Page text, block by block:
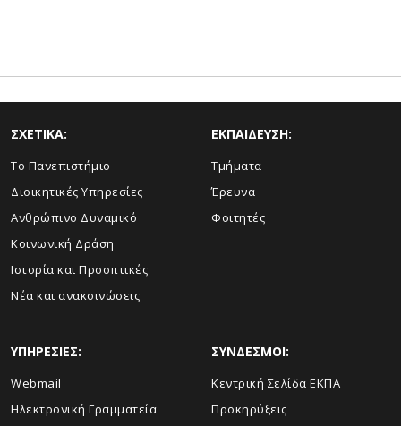
ΣΧΕΤΙΚΑ:
Το Πανεπιστήμιο
Διοικητικές Υπηρεσίες
Ανθρώπινο Δυναμικό
Κοινωνική Δράση
Ιστορία και Προοπτικές
Νέα και ανακοινώσεις
ΕΚΠΑΙΔΕΥΣΗ:
Τμήματα
Έρευνα
Φοιτητές
ΥΠΗΡΕΣΙΕΣ:
Webmail
Ηλεκτρονική Γραμματεία
ΣΥΝΔΕΣΜΟΙ:
Κεντρική Σελίδα ΕΚΠΑ
Προκηρύξεις